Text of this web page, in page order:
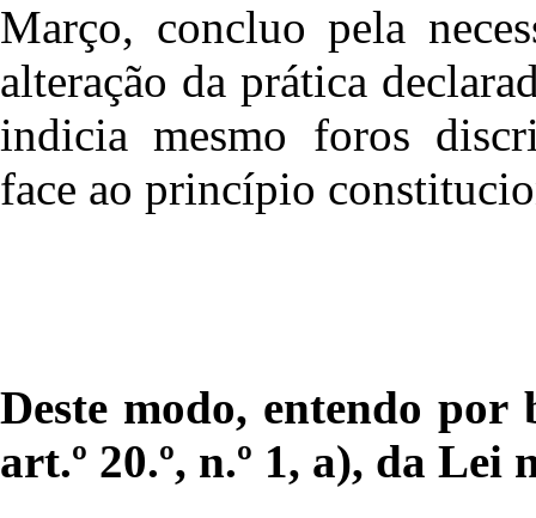
Março, concluo pela
alteração da prática
indicia mesmo foros
face ao princípio
Deste modo, entendo por
art.º 20.º, n.º 1, a), da Lei